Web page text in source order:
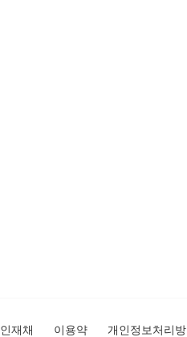
인재채
이용약
개인정보처리방